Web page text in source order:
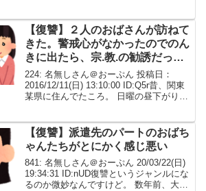
は...
【復讐】２人のおばさんが訪ねて
きた。警戒心がなかったのでのん
きに出たら、宗.教.の勧誘だっ
た。
224: 名無しさん＠おーぷん 投稿日：
2016/12/11(日) 13:10:00 ID:Q5r昔、関東
某県に住んでたころ。 日曜の昼下がりに
のんきに出たら、宗.教....
【復讐】派遣先のパートのおばち
ゃんたちがとにかく感じ悪い
841: 名無しさん＠おーぷん 20/03/22(日)
19:34:31 ID:nUD復讐というジャンルにな
るのか微妙なんですけど。 数年前、大き